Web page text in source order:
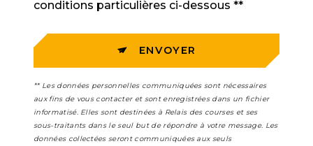
conditions particulières ci-dessous **
ENVOYER
** Les données personnelles communiquées sont nécessaires
aux fins de vous contacter et sont enregistrées dans un fichier
informatisé. Elles sont destinées à Relais des courses et ses
sous-traitants dans le seul but de répondre à votre message. Les
données collectées seront communiquées aux seuls